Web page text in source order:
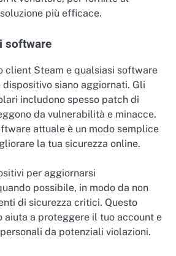
più efficace.
software
client Steam e qualsiasi software
siano aggiornati. Gli
includono spesso patch di
da vulnerabilità e minacce.
attuale è un modo semplice
la tua sicurezza online.
per aggiornarsi
possibile, in modo da non
di sicurezza critici. Questo
aiuta a proteggere il tuo account e
da potenziali violazioni.